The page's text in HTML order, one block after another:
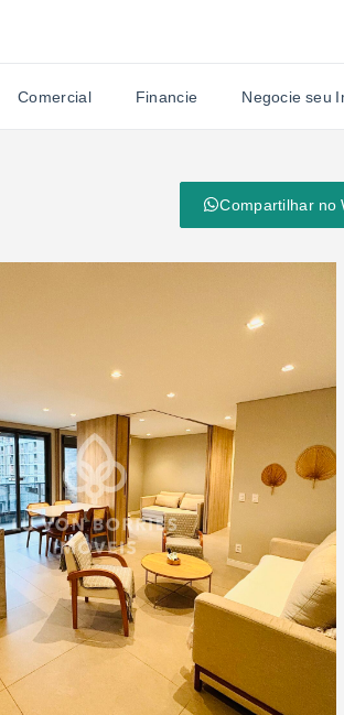
Comercial Financie Negocie seu
Compartilhar no